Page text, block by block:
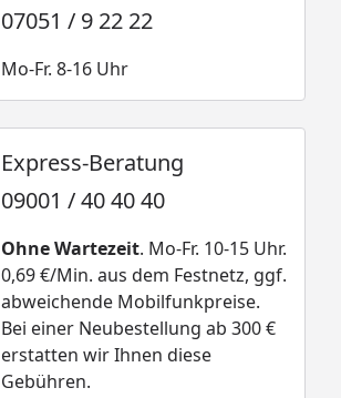
07051 / 9 22 22
Mo-Fr. 8-16 Uhr
Express-Beratung
09001 / 40 40 40
Ohne Wartezeit. Mo-Fr. 10-15 Uhr.
0,69 €/Min. aus dem Festnetz, ggf.
abweichende Mobilfunkpreise.
Bei einer Neubestellung ab 300 €
erstatten wir Ihnen diese
Gebühren.